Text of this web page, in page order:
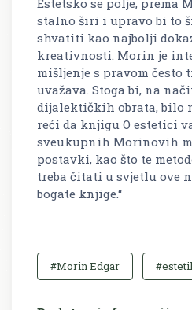
stalno širi i upravo bi to
shvatiti kao najbolji
kreativnosti. Morin je
mišljenje s pravom često
uvažava. Stoga bi, na
dijalektičkih obrata, bilo
reći da knjigu O estetici
sveukupnih Morinovih
postavki, kao što te
treba čitati u svjetlu ove
bogate knjige.“
#Morin Edgar